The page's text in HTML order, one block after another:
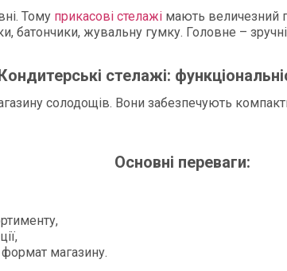
Тому прикасові стелажі мають величезний
батончики, жувальну гумку. Головне –
стелажі:
солодощів. Вони забезпечують
Основні переваги:
формат магазину.